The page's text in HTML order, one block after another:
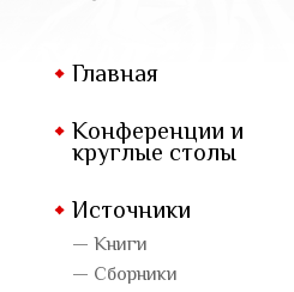
Главная
Конференции и
круглые столы
Источники
— Книги
— Сборники